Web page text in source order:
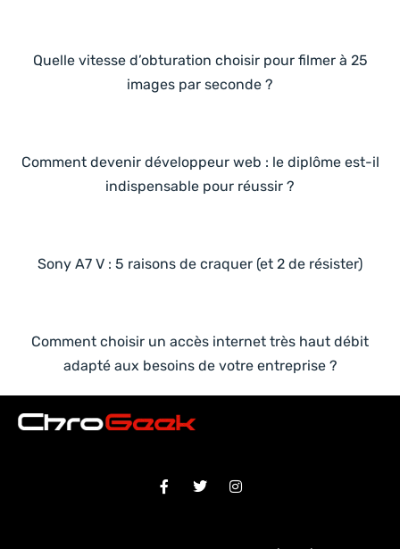
Quelle vitesse d’obturation choisir pour filmer à 25
images par seconde ?
Comment devenir développeur web : le diplôme est-il
indispensable pour réussir ?
Sony A7 V : 5 raisons de craquer (et 2 de résister)
Comment choisir un accès internet très haut débit
adapté aux besoins de votre entreprise ?